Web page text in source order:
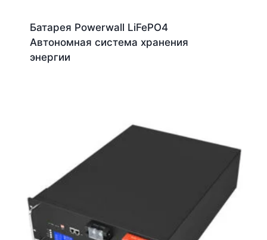
Батарея Powerwall LiFePO4
Автономная система хранения
энергии